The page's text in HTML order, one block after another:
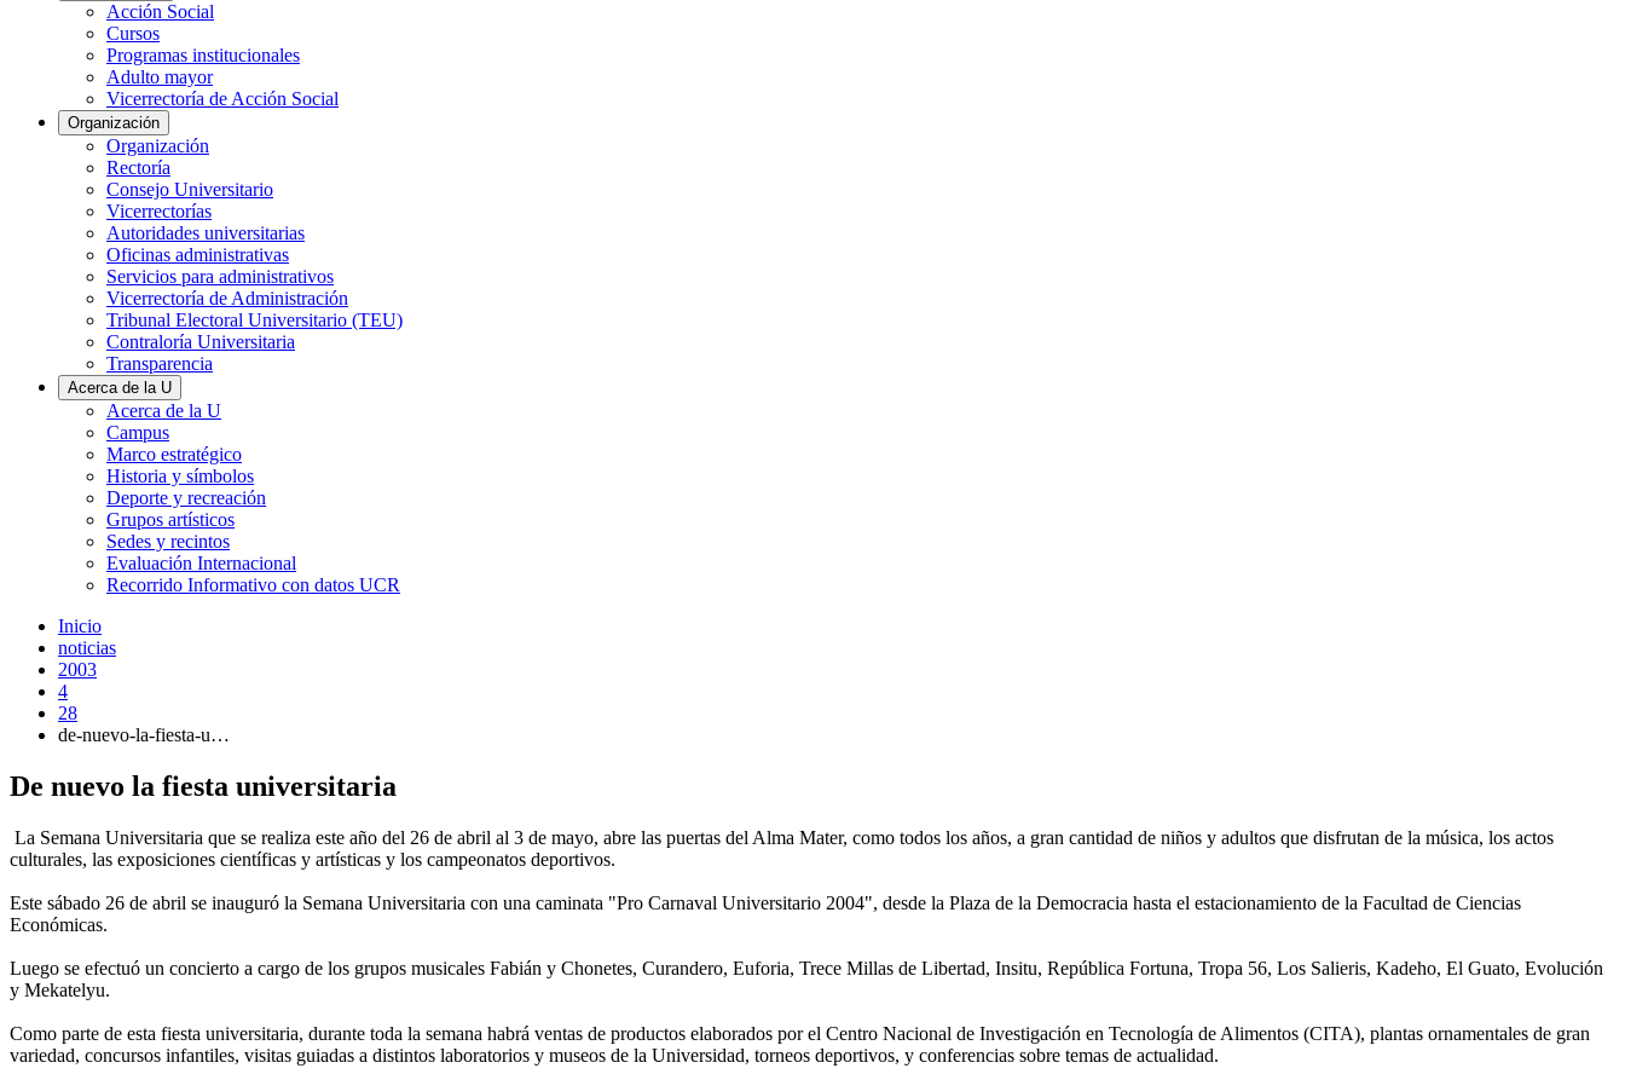
Acción Social
Cursos
Programas institucionales
Adulto mayor
Vicerrectoría de Acción Social
Organización
Organización
Rectoría
Consejo Universitario
Vicerrectorías
Autoridades universitarias
Oficinas administrativas
Servicios para administrativos
Vicerrectoría de Administración
Tribunal Electoral Universitario (TEU)
Contraloría Universitaria
Transparencia
Acerca de la U
Acerca de la U
Campus
Marco estratégico
Historia y símbolos
Deporte y recreación
Grupos artísticos
Sedes y recintos
Evaluación Internacional
Recorrido Informativo con datos UCR
Inicio
noticias
2003
4
28
de-nuevo-la-fiesta-u…
De nuevo la fiesta universitaria
La Semana Universitaria que se realiza este año del 26 de abril al 3 de mayo, abre las puertas del Alma Mater, como todos los años, a gran cantidad de niños y adultos que disfrutan de la música, los actos
culturales, las exposiciones científicas y artísticas y los campeonatos deportivos.
Este sábado 26 de abril se inauguró la Semana Universitaria con una caminata "Pro Carnaval Universitario 2004", desde la Plaza de la Democracia hasta el estacionamiento de la Facultad de Ciencias
Económicas.
Luego se efectuó un concierto a cargo de los grupos musicales Fabián y Chonetes, Curandero, Euforia, Trece Millas de Libertad, Insitu, República Fortuna, Tropa 56, Los Salieris, Kadeho, El Guato, Evolución
y Mekatelyu.
Como parte de esta fiesta universitaria, durante toda la semana habrá ventas de productos elaborados por el Centro Nacional de Investigación en Tecnología de Alimentos (CITA), plantas ornamentales de gran
variedad, concursos infantiles, visitas guiadas a distintos laboratorios y museos de la Universidad, torneos deportivos, y conferencias sobre temas de actualidad.